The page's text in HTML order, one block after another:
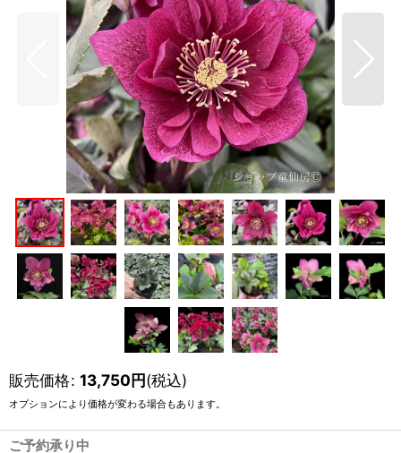
販売価格: 13,750円(税込)
オプションにより価格が変わる場合もあります。
ご予約承り中